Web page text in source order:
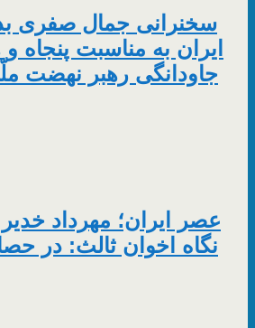
سخنرانی جمال صفری
ایران به مناسبت پنجاه‌‌
جاودانگی رهبر نهضت
عصر ایران؛ مهرداد
نگاه اخوان ثالث: در